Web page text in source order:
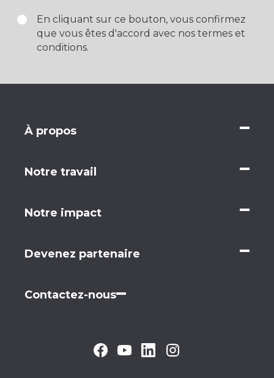
En cliquant sur ce bouton, vous confirmez
que vous êtes d'accord avec nos termes et
conditions.
À propos
Notre travail
Notre impact
Devenez partenaire
Contactez-nous